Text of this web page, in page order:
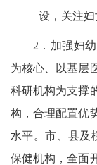
设，关注妇
2 ．加强妇
为核心、以基层
科研机构为支撑
构，合理配置优
水平。市、县及
保健机构 ，全面